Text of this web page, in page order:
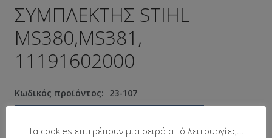
ΣΥΜΠΛΕΚΤΗΣ STIHL
MS380,MS381,
11191602000
Κωδικός προϊόντος: 23-107
Τα cookies επιτρέπουν μια σειρά από λειτουργίες...